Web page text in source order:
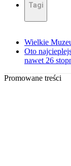
Tagi
Wielkie
Oto
nawet 26
Promowane treści